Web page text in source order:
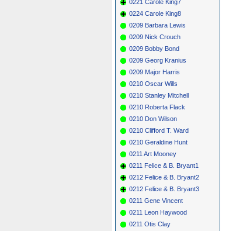
0221 Carole King7
0224 Carole King8
0209 Barbara Lewis
0209 Nick Crouch
0209 Bobby Bond
0209 Georg Kranius
0209 Major Harris
0210 Oscar Wills
0210 Stanley Mitchell
0210 Roberta Flack
0210 Don Wilson
0210 Clifford T. Ward
0210 Geraldine Hunt
0211 Art Mooney
0211 Felice & B. Bryant1
0212 Felice & B. Bryant2
0212 Felice & B. Bryant3
0211 Gene Vincent
0211 Leon Haywood
0211 Otis Clay